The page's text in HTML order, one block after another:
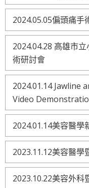
2024.05.05偏頭痛手
2024.04.28 高雄市
術研討會
2024.01.14 Jawline
Video
2024.01.14美容醫學
2023.11.12美容醫學
2023.10.22美容外科